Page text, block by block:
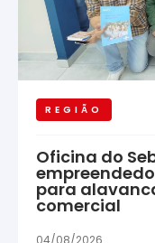
REGIÃO
Oficina do
para
comercial